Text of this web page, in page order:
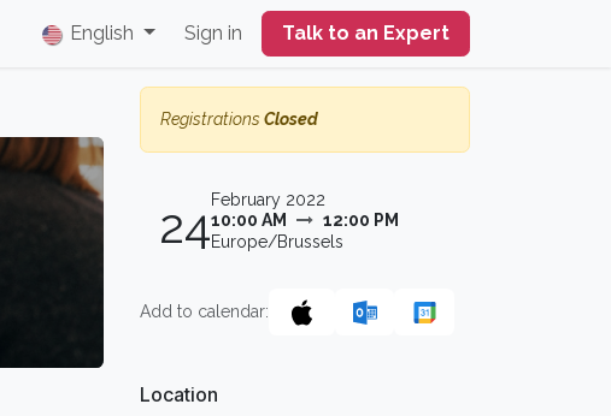
English Sign in Talk to an Expert
Registrations Closed
24February 2022
10:00 AM
12:00 PM
Europe/Brussels
Add to calendar:
Location